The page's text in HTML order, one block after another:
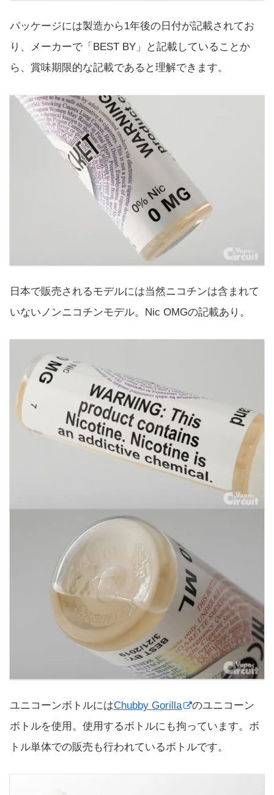
パッケージには製造から1年後の日付が記載されてお
り、メーカーで「BEST BY」と記載していることか
ら、賞味期限的な記載であると理解できます。
日本で販売されるモデルには当然ニコチンは含まれて
いないノンニコチンモデル。Nic OMGの記載あり。
ユニコーンボトルにはChubby Gorilla
のユニコーン
ボトルを使用。使用するボトルにも拘っています。ボ
トル単体での販売も行われているボトルです。